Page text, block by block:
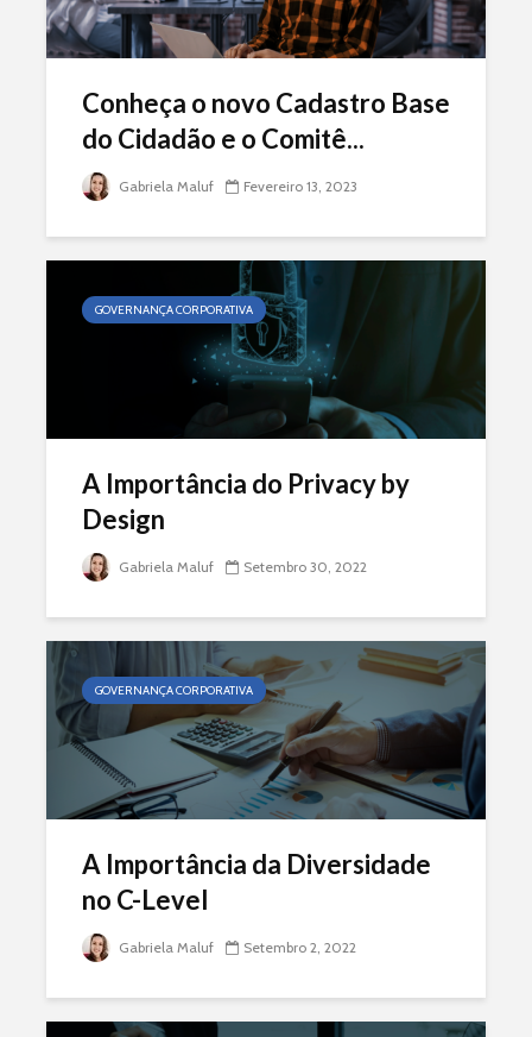
Conheça o novo Cadastro Base
do Cidadão e o Comitê...
Gabriela Maluf Fevereiro 13, 2023
GOVERNANÇA CORPORATIVA
A Importância do Privacy by
Design
Gabriela Maluf Setembro 30, 2022
GOVERNANÇA CORPORATIVA
A Importância da Diversidade
no C-Level
Gabriela Maluf Setembro 2, 2022